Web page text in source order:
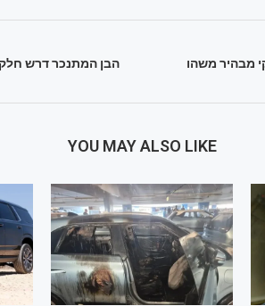
מבהיר משהו
הבן המתנכר דרש
YOU MAY ALSO LIKE